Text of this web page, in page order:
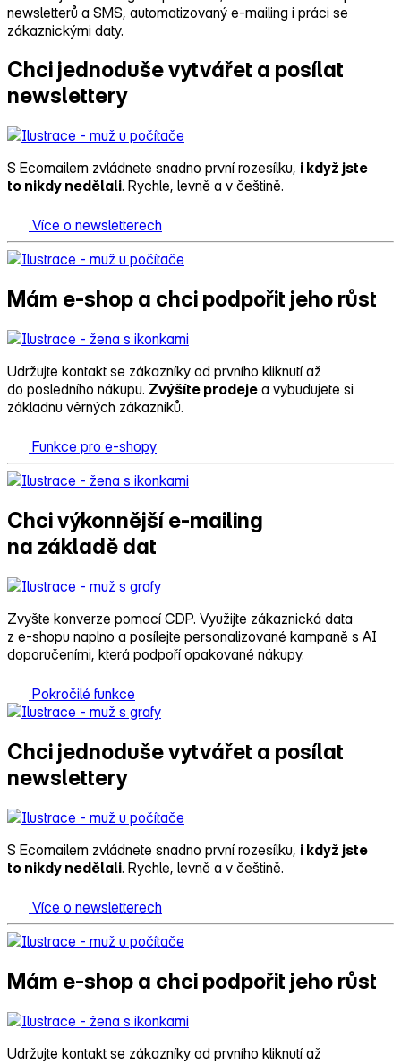
newsletterů a SMS, automatizovaný e‑mailing i práci se
zákaznickými daty.
Chci jednoduše vytvářet a posílat
newslettery
S Ecomailem zvládnete snadno první rozesílku, i když jste
to nikdy nedělali. Rychle, levně a v češtině.
Více o newsletterech
Mám e‑shop a chci podpořit jeho růst
Udržujte kontakt se zákazníky od prvního kliknutí až
do posledního nákupu. Zvýšíte prodeje a vybudujete si
základnu věrných zákazníků.
Funkce pro e-shopy
Chci výkonnější e‑mailing
na základě dat
Zvyšte konverze pomocí CDP. Využijte zákaznická data
z e‑shopu naplno a posílejte personalizované kampaně s AI
doporučeními, která podpoří opakované nákupy.
Pokročilé funkce
Chci jednoduše vytvářet a posílat
newslettery
S Ecomailem zvládnete snadno první rozesílku, i když jste
to nikdy nedělali. Rychle, levně a v češtině.
Více o newsletterech
Mám e‑shop a chci podpořit jeho růst
Udržujte kontakt se zákazníky od prvního kliknutí až